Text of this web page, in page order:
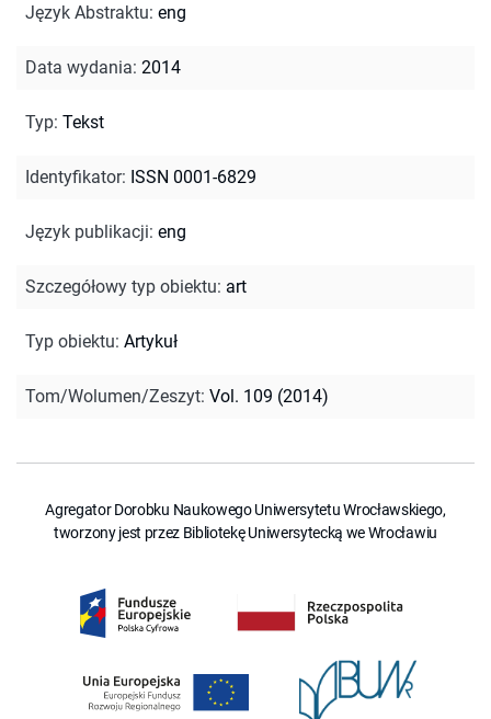
Język Abstraktu: eng
Data wydania: 2014
Typ: Tekst
Identyfikator: ISSN 0001-6829
Język publikacji: eng
Szczegółowy typ obiektu: art
Typ obiektu: Artykuł
Tom/Wolumen/Zeszyt: Vol. 109 (2014)
Agregator Dorobku Naukowego Uniwersytetu Wrocławskiego,
tworzony jest przez Bibliotekę Uniwersytecką we Wrocławiu